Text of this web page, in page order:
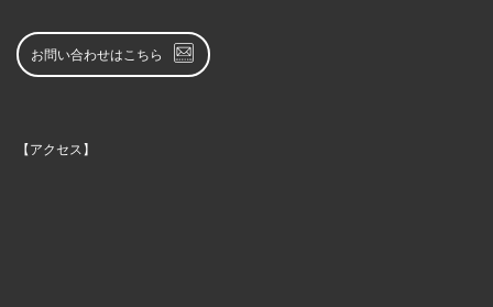
お問い合わせはこちら
【アクセス】